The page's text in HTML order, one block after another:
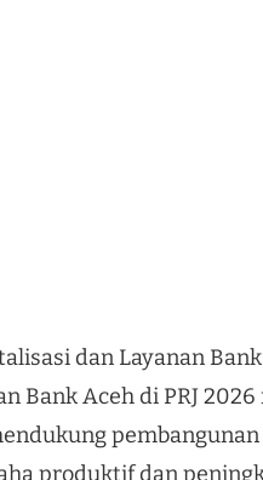
dan Layanan
Bank Aceh di PRJ
produktif dan